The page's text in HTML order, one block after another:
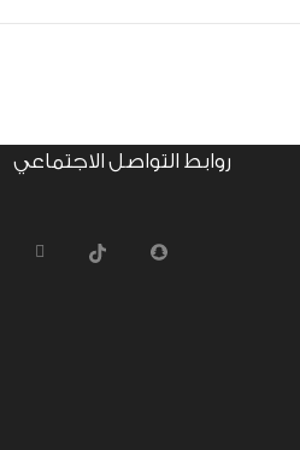
روابط التواصل الاجتماعي